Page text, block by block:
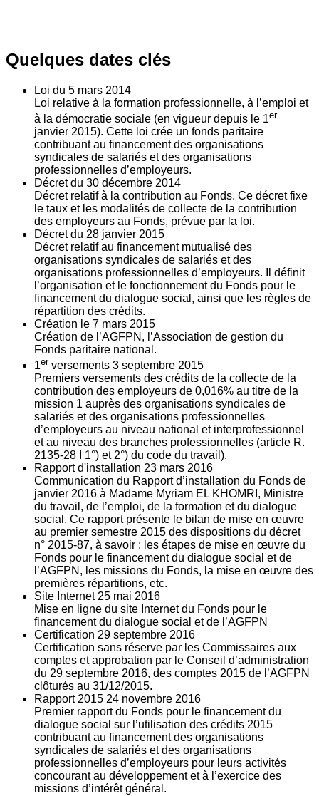
Quelques dates clés
Loi du 5 mars 2014
Loi relative à la formation professionnelle, à l’emploi et
à la démocratie sociale (en vigueur depuis le 1er
janvier 2015). Cette loi crée un fonds paritaire
contribuant au financement des organisations
syndicales de salariés et des organisations
professionnelles d’employeurs.
Décret du 30 décembre 2014
Décret relatif à la contribution au Fonds. Ce décret fixe
le taux et les modalités de collecte de la contribution
des employeurs au Fonds, prévue par la loi.
Décret du 28 janvier 2015
Décret relatif au financement mutualisé des
organisations syndicales de salariés et des
organisations professionnelles d’employeurs. Il définit
l’organisation et le fonctionnement du Fonds pour le
financement du dialogue social, ainsi que les règles de
répartition des crédits.
Création le 7 mars 2015
Création de l’AGFPN, l’Association de gestion du
Fonds paritaire national.
1er versements 3 septembre 2015
Premiers versements des crédits de la collecte de la
contribution des employeurs de 0,016% au titre de la
mission 1 auprès des organisations syndicales de
salariés et des organisations professionnelles
d’employeurs au niveau national et interprofessionnel
et au niveau des branches professionnelles (article R.
2135‐28 I 1°) et 2°) du code du travail).
Rapport d'installation 23 mars 2016
Communication du Rapport d’installation du Fonds de
janvier 2016 à Madame Myriam EL KHOMRI, Ministre
du travail, de l’emploi, de la formation et du dialogue
social. Ce rapport présente le bilan de mise en œuvre
au premier semestre 2015 des dispositions du décret
n° 2015-87, à savoir : les étapes de mise en œuvre du
Fonds pour le financement du dialogue social et de
l’AGFPN, les missions du Fonds, la mise en œuvre des
premières répartitions, etc.
Site Internet 25 mai 2016
Mise en ligne du site Internet du Fonds pour le
financement du dialogue social et de l’AGFPN
Certification 29 septembre 2016
Certification sans réserve par les Commissaires aux
comptes et approbation par le Conseil d’administration
du 29 septembre 2016, des comptes 2015 de l’AGFPN
clôturés au 31/12/2015.
Rapport 2015 24 novembre 2016
Premier rapport du Fonds pour le financement du
dialogue social sur l’utilisation des crédits 2015
contribuant au financement des organisations
syndicales de salariés et des organisations
professionnelles d’employeurs pour leurs activités
concourant au développement et à l’exercice des
missions d’intérêt général.